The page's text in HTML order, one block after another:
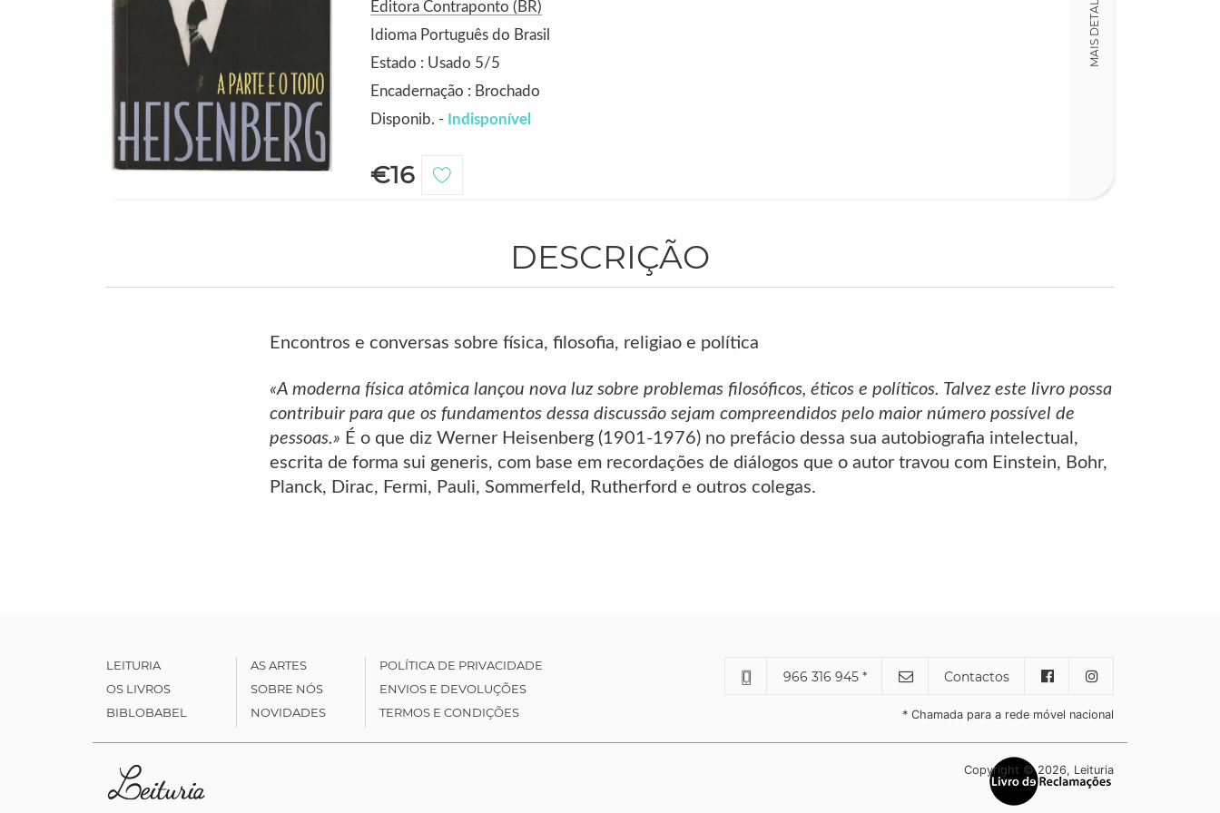
Editora Contraponto (BR)
Idioma Português do Brasil
Estado : Usado 5/5
Encadernação : Brochado
Disponib. - Indisponível
€16
MAIS DETALHES
DESCRIÇÃO
Encontros e conversas sobre física, filosofia, religiao e política
«A moderna física atômica lançou nova luz sobre problemas filosóficos, éticos e políticos. Talvez este livro possa
contribuir para que os fundamentos dessa discussão sejam compreendidos pelo maior número possível de
pessoas.» É o que diz Werner Heisenberg (1901-1976) no prefácio dessa sua autobiografia intelectual,
escrita de forma sui generis, com base em recordações de diálogos que o autor travou com Einstein, Bohr,
Planck, Dirac, Fermi, Pauli, Sommerfeld, Rutherford e outros colegas.
LEITURIA
OS LIVROS
BIBLOBABEL
AS ARTES
SOBRE NÓS
NOVIDADES
POLÍTICA DE PRIVACIDADE
ENVIOS E DEVOLUÇÕES
TERMOS E CONDIÇÕES
966 316 945 * Contactos
* Chamada para a rede móvel nacional
Copyright © 2026, Leituria